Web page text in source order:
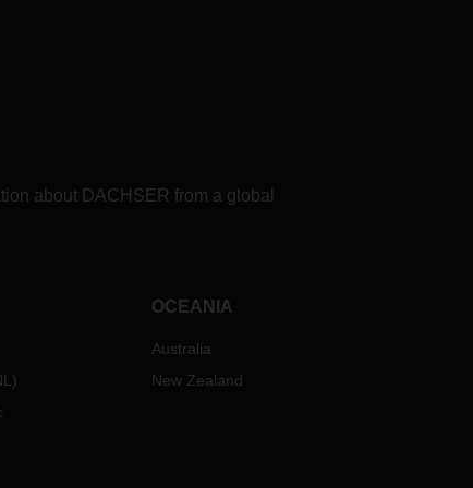
about DACHSER from a global
)
OCEANIA
Australia
New Zealand